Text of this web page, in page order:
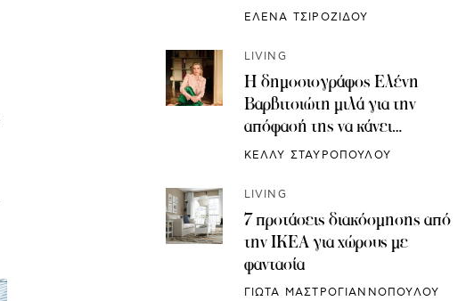
ΕΛΕΝΑ ΤΣΙΡΟΖΙΔΟΥ
LIVING
Η δημοσιογράφος Ελένη
Βαρβιτσιώτη μιλά για την
απόφασή της να κάνει
κρυοσυντήρηση ωαρίων
ΚΕΛΛΥ ΣΤΑΥΡΟΠΟΥΛΟΥ
LIVING
7 προτάσεις διακόσμησης από
την IKEA για χώρους με
φαντασία
ΓΙΩΤΑ ΜΑΣΤΡΟΓΙΑΝΝΟΠΟΥΛΟΥ